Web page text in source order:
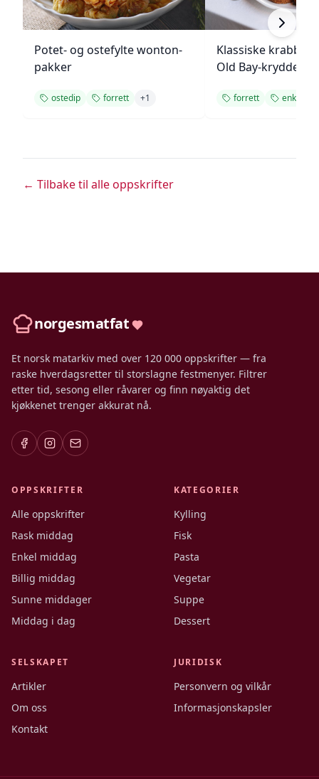
Potet- og ostefylte wonton-
pakker
ostedip forrett +1
Klassiske
Old Bay-krydder
forrett enkel
← Tilbake til alle oppskrifter
norgesmatfat
Et norsk matarkiv med over 120 000 oppskrifter — fra
raske hverdagsretter til storslagne festmenyer. Filtrer
etter tid, sesong eller råvarer og finn nøyaktig det
kjøkkenet trenger akkurat nå.
OPPSKRIFTER
Alle oppskrifter
Rask middag
Enkel middag
Billig middag
Sunne middager
Middag i dag
KATEGORIER
Kylling
Fisk
Pasta
Vegetar
Suppe
Dessert
SELSKAPET
Artikler
Om oss
Kontakt
JURIDISK
Personvern og vilkår
Informasjonskapsler